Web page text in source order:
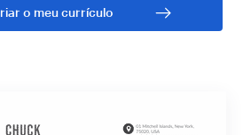
o meu currículo